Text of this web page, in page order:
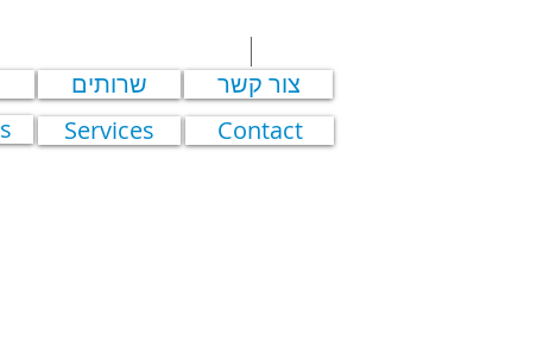
שרותים
צור קשר
Services Contact